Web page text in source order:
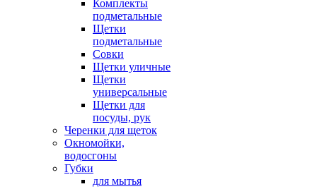
Комплекты
подметальные
Щетки
подметальные
Совки
Щетки уличные
Щетки
универсальные
Щетки для
посуды, рук
Черенки для щеток
Окномойки,
водосгоны
Губки
для мытья